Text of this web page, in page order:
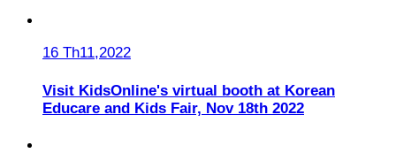
16 Th11,2022
Visit KidsOnline's virtual booth at Korean
Educare and Kids Fair, Nov 18th 2022